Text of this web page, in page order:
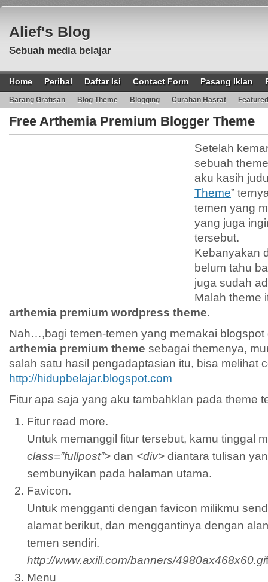
Alief's Blog
Sebuah media belajar
Home Perihal Daftar Isi Contact Form Pasang Iklan
Barang Gratisan Blog Theme Blogging Curahan Hasrat Featured
Free Arthemia Premium Blogger Theme
Setelah
sebuah
aku kasih
Theme”
temen yang
yang juga
tersebut.
Kebanyakan
belum tahu
juga sudah
Malah theme
arthemia premium wordpress theme.
Nah…,bagi temen-temen yang memakai
arthemia premium theme sebagai themenya,
salah satu hasil pengadaptasian itu, bisa melihat
http://hidupbelajar.blogspot.com
Fitur apa saja yang aku tambahklan pada theme
Fitur read more.
Untuk memanggil fitur tersebut, kamu tinggal
class=”fullpost”> dan <div> diantara tulisan
sembunyikan pada halaman utama.
Favicon.
Untuk mengganti dengan favicon milikmu
alamat berikut, dan menggantinya dengan
temen sendiri.
http://www.axill.com/banners/4980ax468x60.gif
Menu